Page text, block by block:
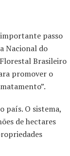
passo
Nacional do
Brasileiro
promover o
país. O sistema,
de hectares